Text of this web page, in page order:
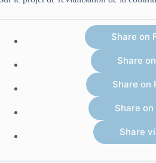
Share on
Share
Share on
Share
Share